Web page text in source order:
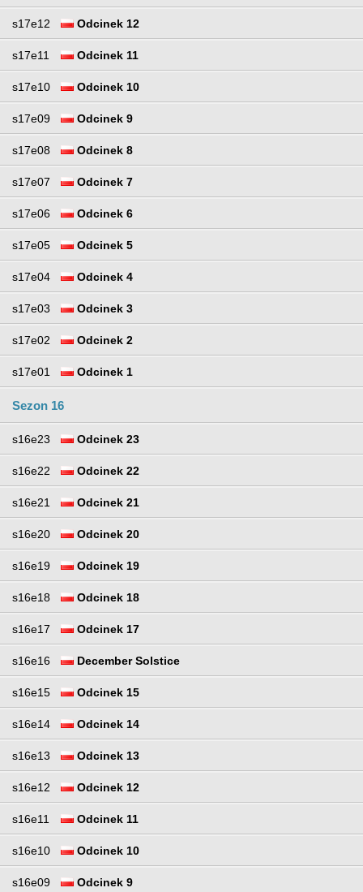
s17e12 Odcinek 12
s17e11 Odcinek 11
s17e10 Odcinek 10
s17e09 Odcinek 9
s17e08 Odcinek 8
s17e07 Odcinek 7
s17e06 Odcinek 6
s17e05 Odcinek 5
s17e04 Odcinek 4
s17e03 Odcinek 3
s17e02 Odcinek 2
s17e01 Odcinek 1
Sezon 16
s16e23 Odcinek 23
s16e22 Odcinek 22
s16e21 Odcinek 21
s16e20 Odcinek 20
s16e19 Odcinek 19
s16e18 Odcinek 18
s16e17 Odcinek 17
s16e16 December Solstice
s16e15 Odcinek 15
s16e14 Odcinek 14
s16e13 Odcinek 13
s16e12 Odcinek 12
s16e11 Odcinek 11
s16e10 Odcinek 10
s16e09 Odcinek 9